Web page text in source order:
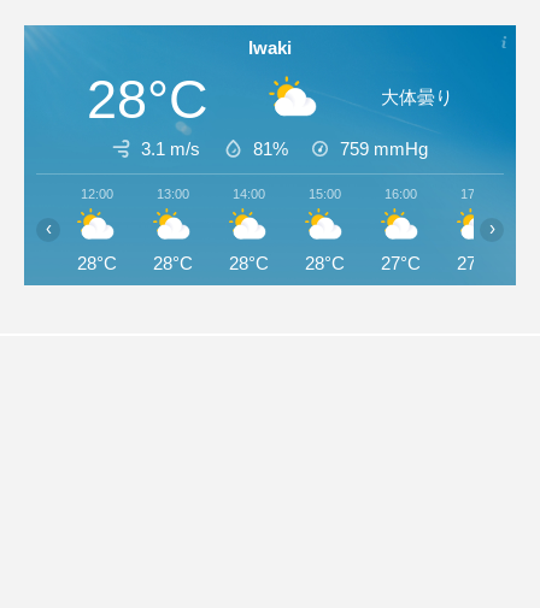
Iwaki
28°C 大体曇り
3.1 m/s 81% 759 mmHg
12:00
28°C
13:00
28°C
14:00
28°C
15:00
28°C
16:00
27°C
17:00
27°C
‹ ›